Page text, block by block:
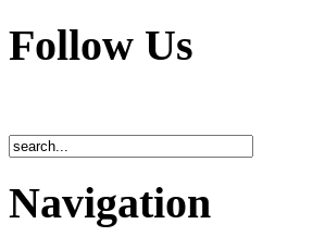
Follow Us
Navigation